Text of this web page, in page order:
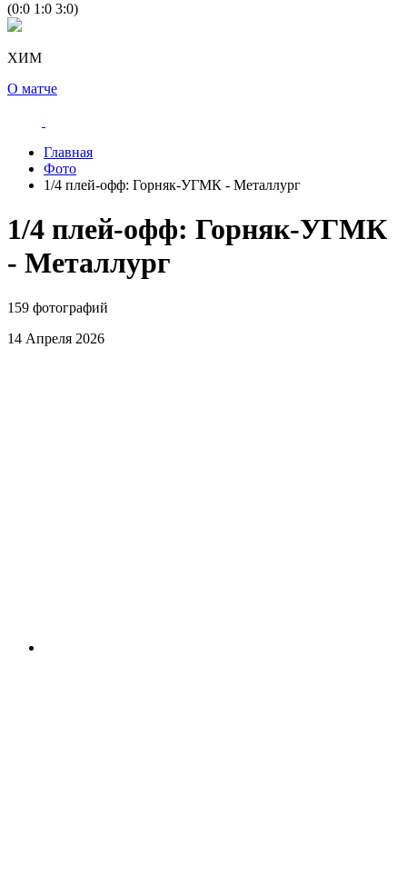
(0:0 1:0 3:0)
ХИМ
О матче
Главная
Фото
1/4 плей-офф: Горняк-УГМК - Металлург
1/4 плей-офф: Горняк-УГМК
- Металлург
159 фотографий
14 Апреля 2026